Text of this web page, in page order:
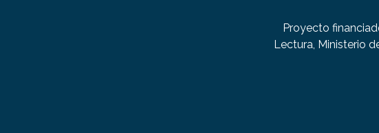
Proyecto
Lectura, Ministerio